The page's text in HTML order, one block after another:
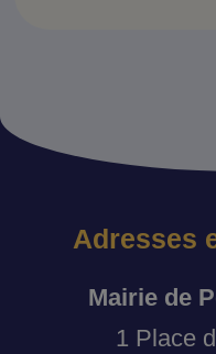
Adresses
Mairie de
1 Place